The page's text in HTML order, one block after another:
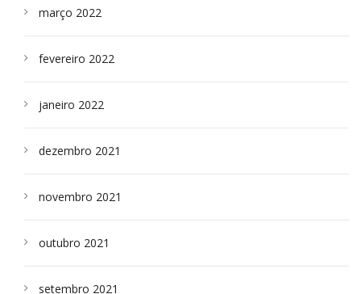
março 2022
fevereiro 2022
janeiro 2022
dezembro 2021
novembro 2021
outubro 2021
setembro 2021